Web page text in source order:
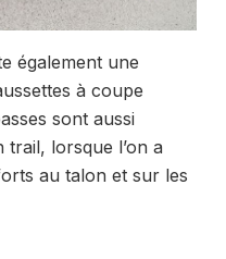
également une
à coupe
sont aussi
lorsque l’on a
au talon et sur les